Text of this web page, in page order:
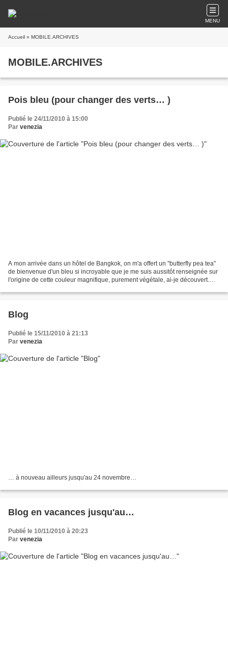
MENU
Accueil » MOBILE.ARCHIVES
MOBILE.ARCHIVES
Pois bleu (pour changer des verts… )
Publié le 24/11/2010 à 15:00
Par venezia
A mon arrivée dans un hôtel de Bangkok, on m'a offert un "butterfly pea tea"
de bienvenue d'un bleu si incroyable que je me suis aussitôt renseignée sur
l'origine de cette couleur magnifique, purement végétale, ai-je découvert.
Blog
Publié le 15/11/2010 à 21:13
Par venezia
… à nouveau ailleurs jusqu'au 24 novembre…
Blog en vacances jusqu'au…
Publié le 10/11/2010 à 20:23
Par venezia